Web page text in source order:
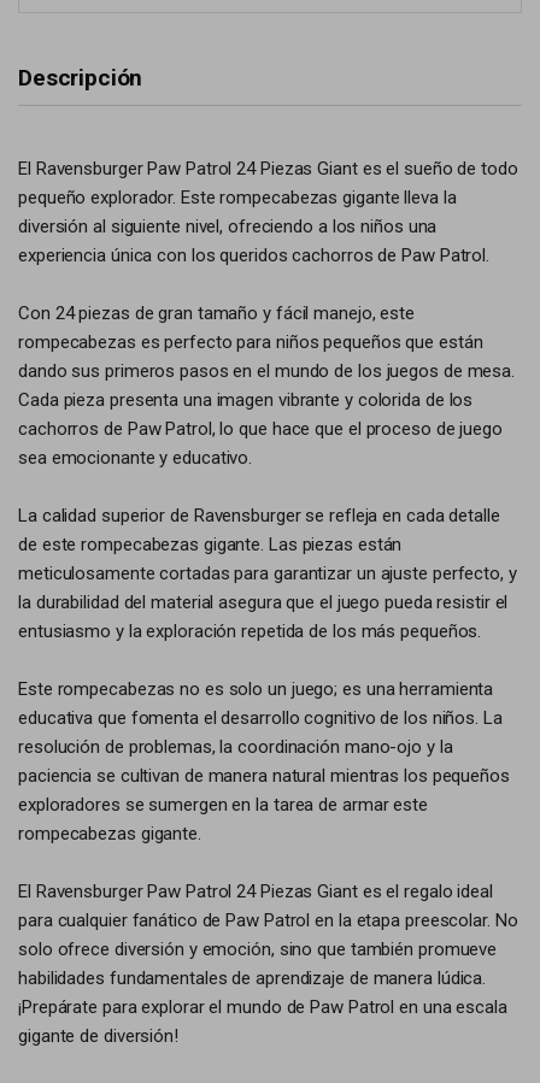
Descripción
El Ravensburger Paw Patrol 24 Piezas Giant es el sueño de todo
pequeño explorador. Este rompecabezas gigante lleva la
diversión al siguiente nivel, ofreciendo a los niños una
experiencia única con los queridos cachorros de Paw Patrol.
Con 24 piezas de gran tamaño y fácil manejo, este
rompecabezas es perfecto para niños pequeños que están
dando sus primeros pasos en el mundo de los juegos de mesa.
Cada pieza presenta una imagen vibrante y colorida de los
cachorros de Paw Patrol, lo que hace que el proceso de juego
sea emocionante y educativo.
La calidad superior de Ravensburger se refleja en cada detalle
de este rompecabezas gigante. Las piezas están
meticulosamente cortadas para garantizar un ajuste perfecto, y
la durabilidad del material asegura que el juego pueda resistir el
entusiasmo y la exploración repetida de los más pequeños.
Este rompecabezas no es solo un juego; es una herramienta
educativa que fomenta el desarrollo cognitivo de los niños. La
resolución de problemas, la coordinación mano-ojo y la
paciencia se cultivan de manera natural mientras los pequeños
exploradores se sumergen en la tarea de armar este
rompecabezas gigante.
El Ravensburger Paw Patrol 24 Piezas Giant es el regalo ideal
para cualquier fanático de Paw Patrol en la etapa preescolar. No
solo ofrece diversión y emoción, sino que también promueve
habilidades fundamentales de aprendizaje de manera lúdica.
¡Prepárate para explorar el mundo de Paw Patrol en una escala
gigante de diversión!